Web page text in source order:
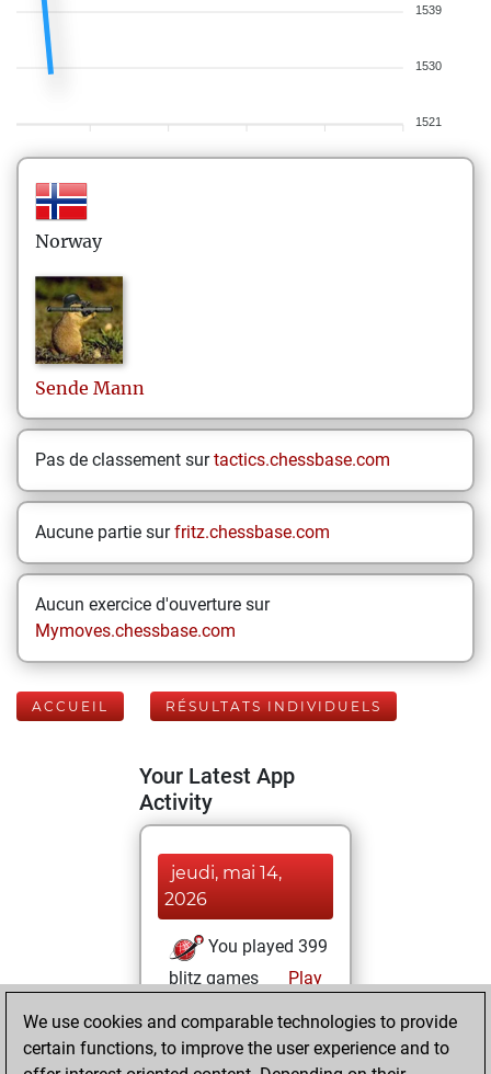
1539
1530
1521
Norway
Sende Mann
Pas de classement surtactics.chessbase.com
Aucune partie surfritz.chessbase.com
Aucun exercice d'ouverture sur
Mymoves.chessbase.com
ACCUEIL RÉSULTATS INDIVIDUELS
Your Latest App
Activity
jeudi, mai 14,
2026
You played 399
blitz games
Play
+165 =17 -217 in
blitz
We use cookies and comparable technologies to provide
certain functions, to improve the user experience and to